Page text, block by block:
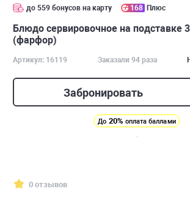
до 559 бонусов на карту 168 Плюс
Блюдо сервировочное на подставке
(фарфор)
Артикул: 16119 Заказали 94 раза
Забронировать
До 20% оплата баллами
0 отзывов